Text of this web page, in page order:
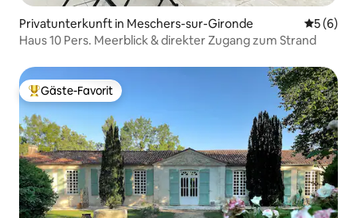
Privatunterkunft in Meschers-sur-Gironde
5 (6)
Haus 10 Pers. Meerblick & direkter Zugang zum Strand
Beliebter Gäste-Favorit.
Gäste-Favorit